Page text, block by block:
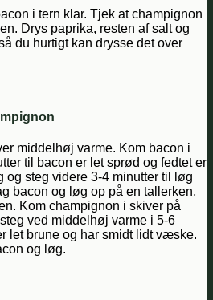
i tern klar. Tjek at champignon
Drys paprika, resten af salt og
du hurtigt kan drysse det over
middelhøj varme. Kom bacon i
til bacon er let sprød og fedtet er
steg videre 3-4 minutter til løg
bacon og løg op på en tallerken,
Kom champignon i skiver på
ved middelhøj varme i 5-6
let brune og har smidt lidt væske.
og løg.